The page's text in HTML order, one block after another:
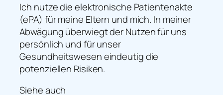
Ich nutze die elektronische Patientenakte
(ePA) für meine Eltern und mich. In meiner
Abwägung überwiegt der Nutzen für uns
persönlich und für unser
Gesundheitswesen eindeutig die
potenziellen Risiken.
Siehe auch